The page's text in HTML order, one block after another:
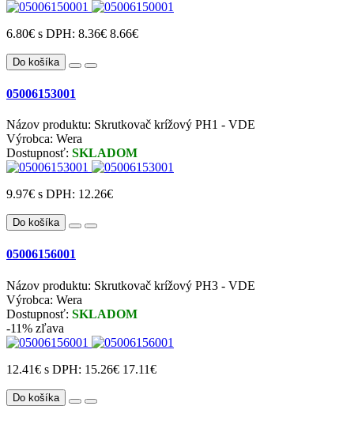
6.80€ s DPH: 8.36€ 8.66€
Do košíka
05006153001
Názov produktu: Skrutkovač krížový PH1 - VDE
Výrobca: Wera
Dostupnosť: SKLADOM
9.97€ s DPH: 12.26€
Do košíka
05006156001
Názov produktu: Skrutkovač krížový PH3 - VDE
Výrobca: Wera
Dostupnosť: SKLADOM
-11% zľava
12.41€ s DPH: 15.26€ 17.11€
Do košíka